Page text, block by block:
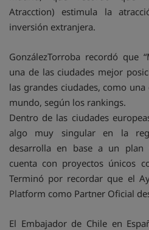
Atracction) estimula la
inversión extranjera.
GonzálezTorroba recordó que
una de las ciudades mejor
las grandes ciudades, como
mundo, según los rankings.
Dentro de las ciudades
algo muy singular en la
desarrolla en base a un plan
cuenta con proyectos únicos
Terminó por recordar que el
Platform como Partner Oficial
El Embajador de Chile en